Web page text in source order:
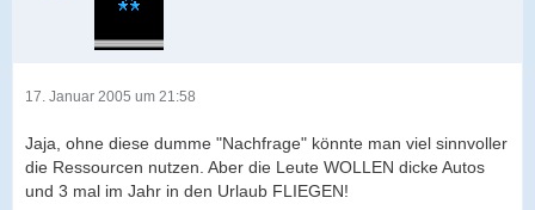
17. Januar 2005 um 21:58
Jaja, ohne diese dumme "Nachfrage" könnte man viel sinnvoller
die Ressourcen nutzen. Aber die Leute WOLLEN dicke Autos
und 3 mal im Jahr in den Urlaub FLIEGEN!